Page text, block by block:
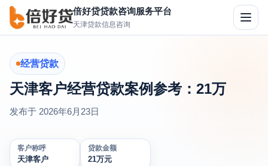
倍好贷贷款咨询服务平台
天津贷款信息咨询
切
换
经营贷款
天津客户经营贷款案例参考：21万
发布于 2026年6月23日
客户称呼
天津客户
贷款金额
21万元